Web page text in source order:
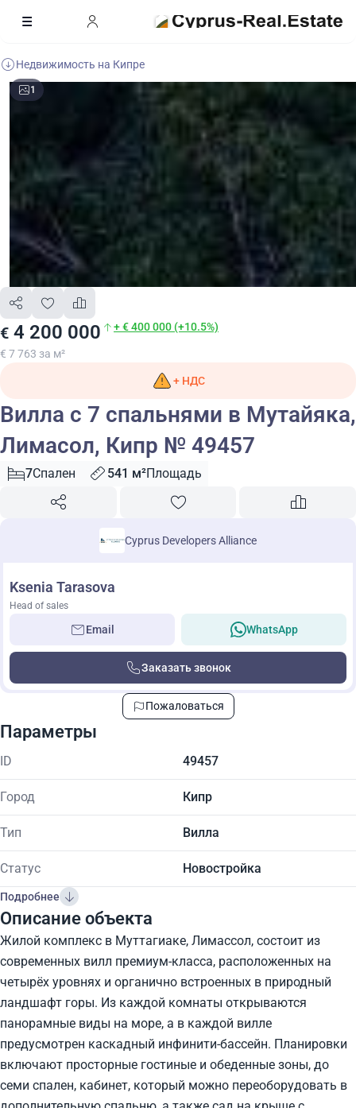
Недвижимость на Кипре
1
€ 4 200 000 + € 400 000 (+10.5%)
€ 7 763 за м²
+ НДС
Вилла с 7 спальнями в Мутайяка,
Лимасол, Кипр № 49457
7Спален 541 м²Площадь
Cyprus Developers Alliance
Ksenia Tarasova
Head of sales
Email WhatsApp
Заказать звонок
Пожаловаться
Параметры
ID 49457
Город Кипр
Тип Вилла
Статус Новостройка
Подробнее
Описание объекта
Жилой комплекс в Муттагиаке, Лимассол, состоит из
современных вилл премиум-класса, расположенных на
четырёх уровнях и органично встроенных в природный
ландшафт горы. Из каждой комнаты открываются
панорамные виды на море, а в каждой вилле
предусмотрен каскадный инфинити-бассейн. Планировки
включают просторные гостиные и обеденные зоны, до
семи спален, кабинет, который можно переоборудовать в